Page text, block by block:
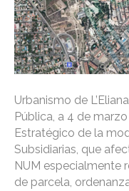
Urbanismo de
Pública, a 4 de
Estratégico de la
Subsidiarias, que
NUM especialmente
de parcela,